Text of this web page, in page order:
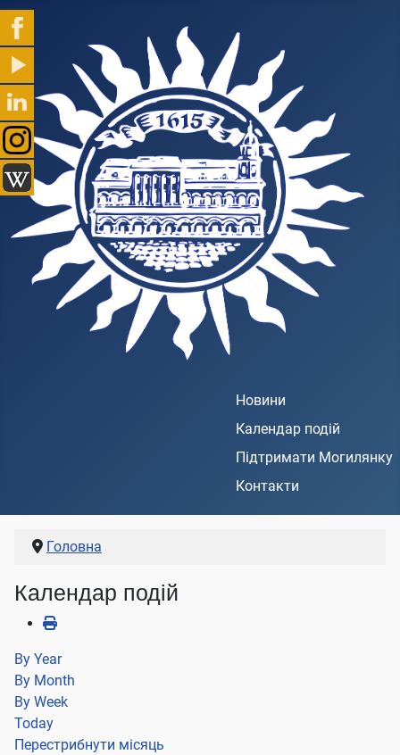
Новини
Календар подій
Підтримати Могилянку
Контакти
Головна
Календар подій
By Year
By Month
By Week
Today
Перестрибнути місяць